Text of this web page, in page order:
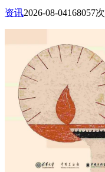
资讯2026-08-04168057次